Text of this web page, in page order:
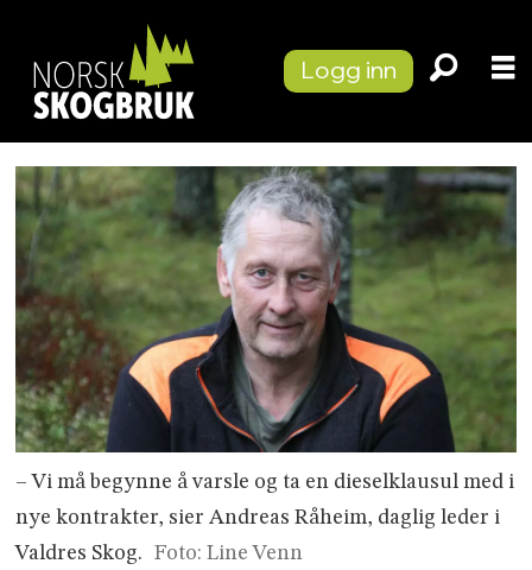
Logg inn
– Vi må begynne å varsle og ta en dieselklausul med i
nye kontrakter, sier Andreas Råheim, daglig leder i
Valdres Skog.
Foto: Line Venn